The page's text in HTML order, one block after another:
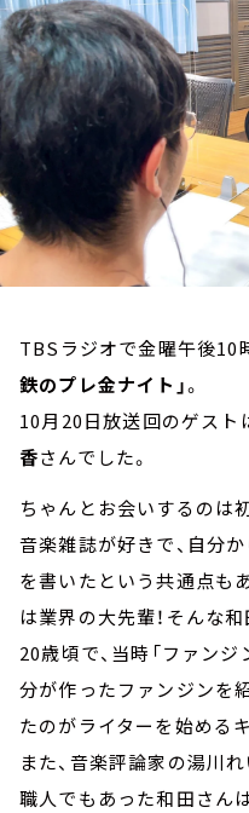
TBSラジオで金曜午後10
鉄のプレ金ナイト」。
10月20日放送回のゲスト
香さんでした。
ちゃんとお会いするのは
音楽雑誌が好きで、自分
を書いたという共通点も
は業界の大先輩！そんな
20歳頃で、当時「ファン
分が作ったファンジンを
たのがライターを始める
また、音楽評論家の湯川
職人でもあった和田さん